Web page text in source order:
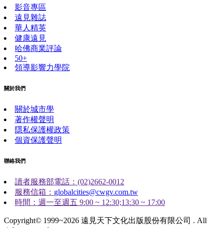
影音專區
遠見雜誌
華人精英
健康遠見
哈佛商業評論
50+
領導影響力學院
關於我們
關於城市學
著作權聲明
隱私保護權政策
個資保護聲明
聯絡我們
讀者服務部電話：(02)2662-0012
服務信箱： globalcities@cwgv.com.tw
時間：週一至週五 9:00 ~ 12:30;13:30 ~ 17:00
Copyright© 1999~2026 遠見天下文化出版股份有限公司 . All